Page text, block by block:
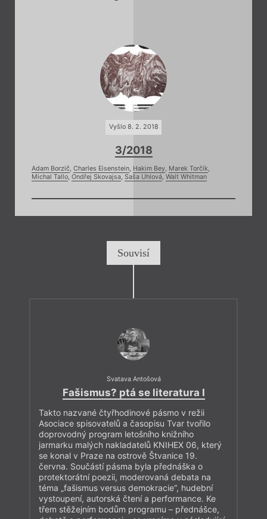
Vyšlo 8. 2. 2018
3/2018
Adam Borzič, Charles Eisenstein, Hakim Bey, Marek Torčík,
Michal Tallo, Ondřej Skovajsa, Saša Uhlová, Walt Whitman
Souvisí
Svatava Antošová
Fašismus? ptá se literatura I
Takto nazvané čtyřhodinové pásmo v režii
Asociace spisovatelů a časopisu Tvar tvořilo
doprovodný program letošního knižního
jarmarku malých nakladatelů KNIHEX 06, který
se konal v Praze na ostrově Štvanice 19.
června. Součástí pásma byla přednáška o
protektorátní poezii, moderovaná debata na
téma „fašismus versus demokracie“, hudební
vystoupení, autorská čtení a performance. Ke
třem stěžejním bodům programu – přednášce,